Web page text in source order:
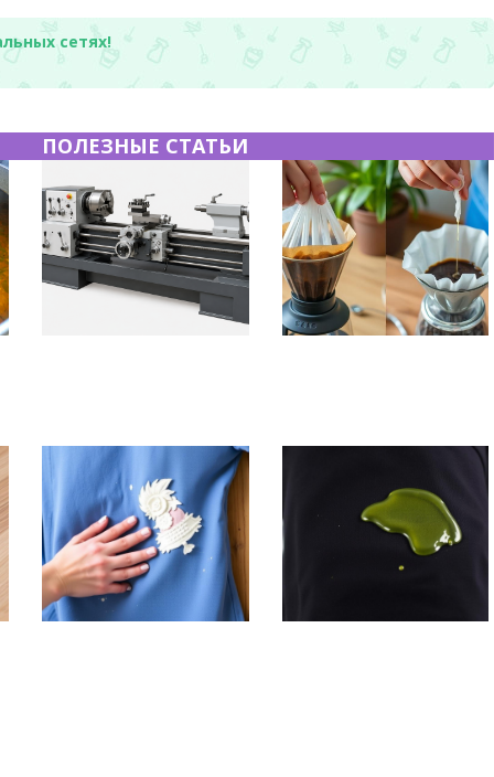
сетях!
ПОЛЕЗНЫЕ СТАТЬИ